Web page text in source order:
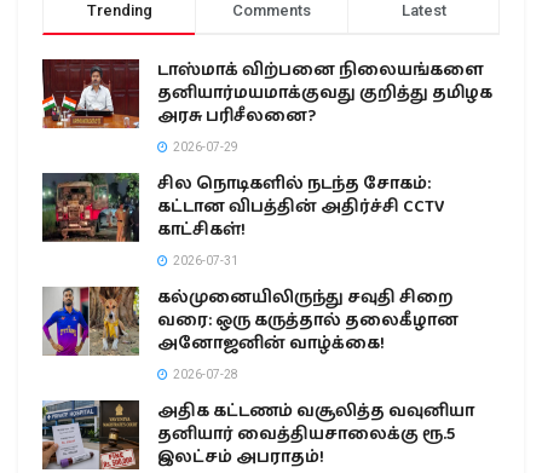
Trending Comments Latest
டாஸ்மாக் விற்பனை நிலையங்களை
தனியார்மயமாக்குவது குறித்து தமிழக
அரசு பரிசீலனை?
2026-07-29
சில நொடிகளில் நடந்த சோகம்:
கட்டான விபத்தின் அதிர்ச்சி CCTV
காட்சிகள்!
2026-07-31
கல்முனையிலிருந்து சவுதி சிறை
வரை: ஒரு கருத்தால் தலைகீழான
அனோஜனின் வாழ்க்கை!
2026-07-28
அதிக கட்டணம் வசூலித்த வவுனியா
தனியார் வைத்தியசாலைக்கு ரூ.5
இலட்சம் அபராதம்!